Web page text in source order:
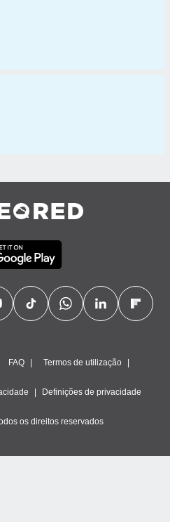
FAQ Termos de utilização
Definições de privacidade
os direitos reservados